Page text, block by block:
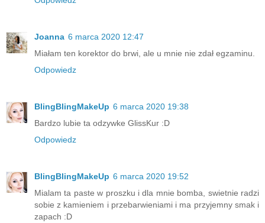
Joanna 6 marca 2020 12:47
Miałam ten korektor do brwi, ale u mnie nie zdał egzaminu.
Odpowiedz
BlingBlingMakeUp 6 marca 2020 19:38
Bardzo lubie ta odzywke GlissKur :D
Odpowiedz
BlingBlingMakeUp 6 marca 2020 19:52
Mialam ta paste w proszku i dla mnie bomba, swietnie radzi
sobie z kamieniem i przebarwieniami i ma przyjemny smak i
zapach :D